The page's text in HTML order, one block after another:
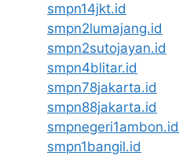
smpn14jkt.id
smpn2lumajang.id
smpn2sutojayan.id
smpn4blitar.id
smpn78jakarta.id
smpn88jakarta.id
smpnegeri1ambon.id
smpn1bangil.id